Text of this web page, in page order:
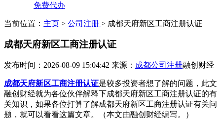
免费代办
当前位置： 主页 > 公司注册 > 成都天府新区工商注册认证
成都天府新区工商注册认证
发布时间：2026-08-09 15:04:42 来源： 成都公司注册融创财经
成都天府新区工商注册认证是较多投资者想了解的问题，此文
融创财经就为各位伙伴解释下成都天府新区工商注册认证的有
关知识，如果各位打算了解成都天府新区工商注册认证有关问
题，就可以看看这篇文章。（本文由融创财经编写。）